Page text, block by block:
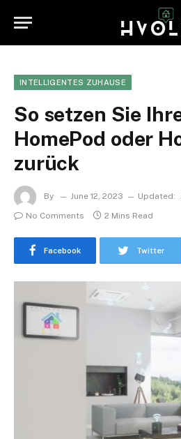
INTELLIGENTES ZUHAUSE
So setzen Sie
HomePod oder
zurück
By June 12, 2023 Updated:
No Comments
2 Mins Read
Facebook Twitter